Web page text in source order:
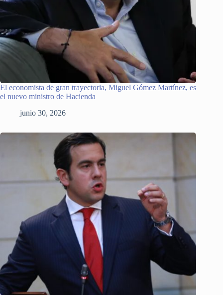
El economista de gran trayectoria, Miguel Gómez Martínez, es
el nuevo ministro de Hacienda
junio 30, 2026